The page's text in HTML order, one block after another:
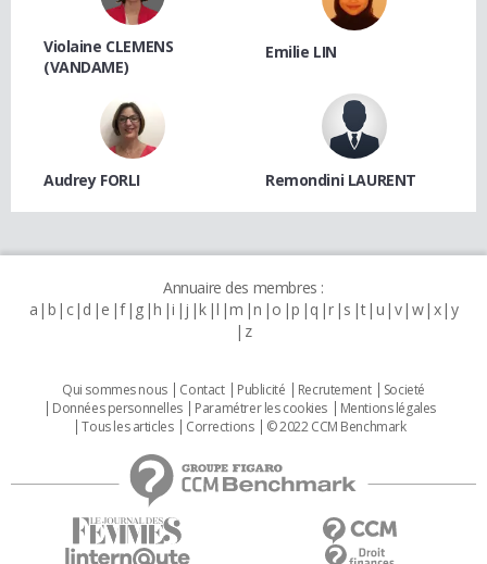
Violaine CLEMENS
(VANDAME)
Emilie LIN
Audrey FORLI Remondini LAURENT
Annuaire des membres :
a b c d e f g h i j k l m n o p q r s t u v w x y
z
Qui sommes nous Contact Publicité Recrutement
Societé
Données personnelles
Paramétrer les cookies
Mentions légales
Tous les articles
Corrections © 2022 CCM Benchmark